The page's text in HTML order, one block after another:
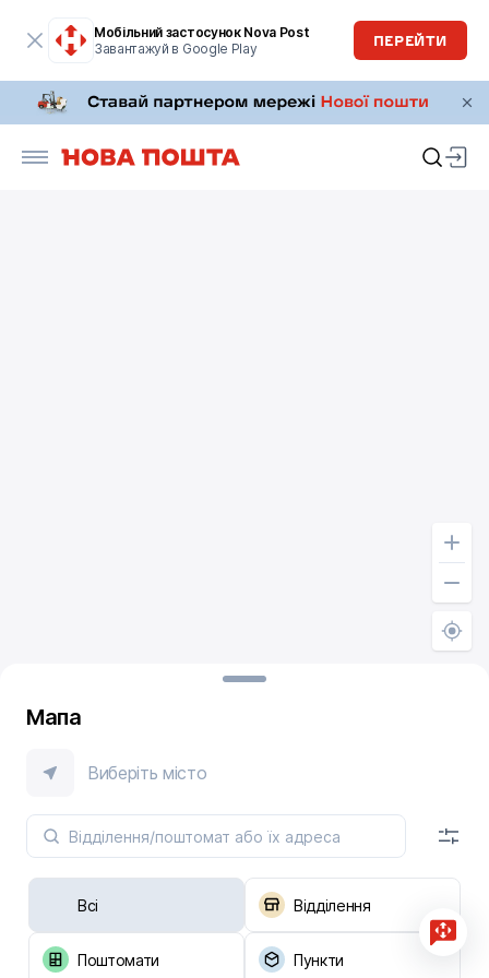
Мобільний застосунок Nova Post
Завантажуй в Google Play
ПЕРЕЙТИ
Мапа
Виберіть місто
Всі Відділення
Поштомати Пункти